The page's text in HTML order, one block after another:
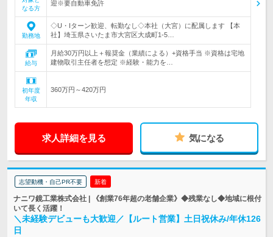
なる方
迎※要自動車免許
勤務地
◇U・Iターン歓迎、転勤なし◇本社（大宮）に配属します 【本
社】埼玉県さいたま市大宮区大成町1-5…
給与
月給30万円以上＋報奨金（業績による）+資格手当 ※資格は宅地
建物取引主任者を想定 ※経験・能力を…
初年度
年収
360万円～420万円
求人詳細を見る 気になる
志望動機・自己PR不要 新着
ナニワ鏡工業株式会社 | 《創業76年超の老舗企業》◆残業なし◆地域に根付
いて長く活躍！
＼未経験デビューも大歓迎／【ルート営業】土日祝休み/年休126
日